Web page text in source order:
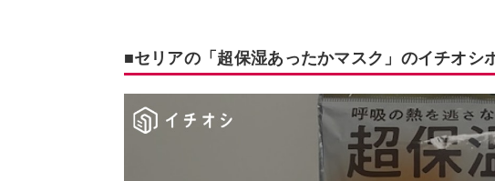
■セリアの「超保湿あったかマスク」のイチオシ